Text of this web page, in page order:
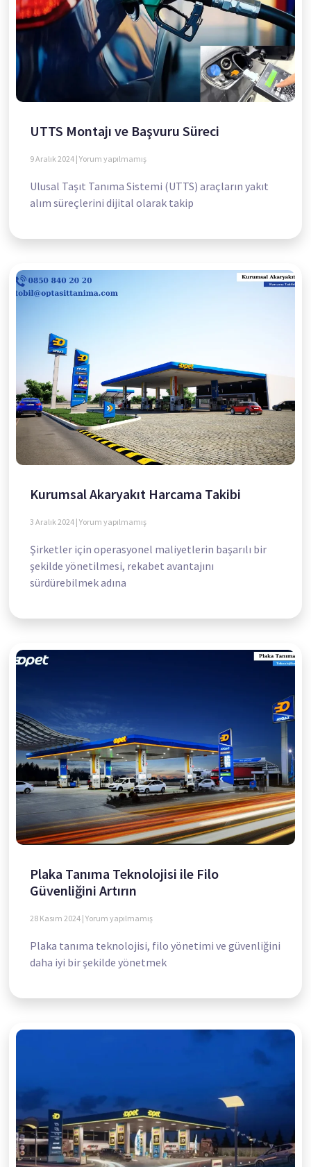
UTTS Montajı ve Başvuru Süreci
9 Aralık 2024 Yorum yapılmamış
Ulusal Taşıt Tanıma Sistemi (UTTS) araçların yakıt
alım süreçlerini dijital olarak takip
Kurumsal Akaryakıt Harcama Takibi
3 Aralık 2024 Yorum yapılmamış
Şirketler için operasyonel maliyetlerin başarılı bir
şekilde yönetilmesi, rekabet avantajını
sürdürebilmek adına
Plaka Tanıma Teknolojisi ile Filo
Güvenliğini Artırın
28 Kasım 2024 Yorum yapılmamış
Plaka tanıma teknolojisi, filo yönetimi ve güvenliğini
daha iyi bir şekilde yönetmek